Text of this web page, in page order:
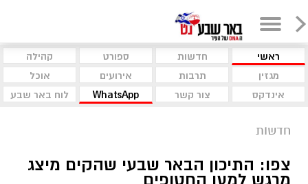
ראשי חדשות ספורט
קהילה
מגזין
תרבות אירועים
אוכל
אינדקס
צור קשר WhatsApp לוח באר שבע
חדשות
צפו: התיכון הבאר שבעי שהקים מיצג
מרגש למען החטופים